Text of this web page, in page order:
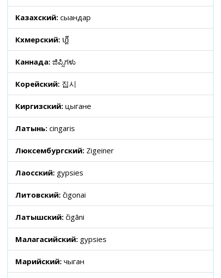
Казахский: сығандар
Кхмерский: ហ្គី
Каннада: ಜಿಪ್ಸಿಗಳು
Корейский: 집시
Киргизский: цыгане
Латынь: cingaris
Люксембургский: Zigeiner
Лаосский: gypsies
Литовский: čigonai
Латышский: čigāni
Малагасийский: gypsies
Марийский: чыган